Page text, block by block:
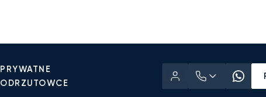
PRYWATNE
ODRZUTOWCE